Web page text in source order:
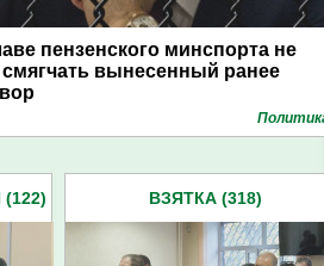
пензенского минспорта не
смягчать вынесенный ранее
ВЗЯТКА (318)